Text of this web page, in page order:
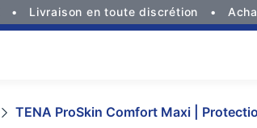
Livraison en toute discrétion
TENA ProSkin Comfort Maxi |